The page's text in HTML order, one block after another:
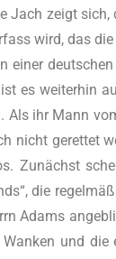
Jach zeigt
wird, das
es wei­ter­hin
Als ihr Mann
nicht geret­tet
Zunächst
die
Adams
und die